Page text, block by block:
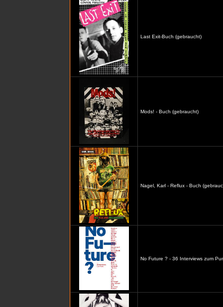
Last Exit-Buch (gebraucht)
Mods! - Buch (gebraucht)
Nagel, Karl - Reflux - Buch
No Future ? - 36 Interviews zum